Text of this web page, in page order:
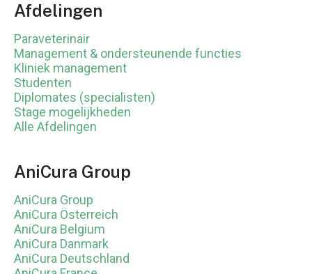
Afdelingen
Paraveterinair
Management & ondersteunende functies
Kliniek management
Studenten
Diplomates (specialisten)
Stage mogelijkheden
Alle Afdelingen
AniCura Group
AniCura Group
AniCura Österreich
AniCura Belgium
AniCura Danmark
AniCura Deutschland